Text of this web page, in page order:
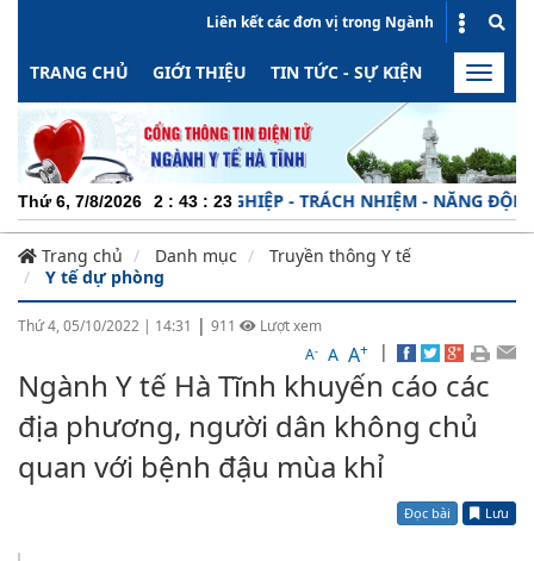
Liên kết các đơn vị trong Ngành
TRANG CHỦ GIỚI THIỆU TIN TỨC - SỰ KIỆN HOẠT
Toggle
Thứ 6, 7/8/2026 2 : 43 : 24
CHUYÊN NGHIỆP - TRÁCH NHIỆM - NĂNG ĐỘNG -
Trang chủ Danh mục
Truyền thông Y tế
Y tế dự phòng
Thứ 4, 05/10/2022 | 14:31 | 911
Lượt xem
A- A A+ |
Ngành Y tế Hà Tĩnh khuyến cáo các
địa phương, người dân không chủ
quan với bệnh đậu mùa khỉ
Đọc bài Lưu